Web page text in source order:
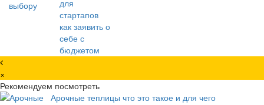
×
Рекомендуем посмотреть
Арочные теплицы что это такое и для чего